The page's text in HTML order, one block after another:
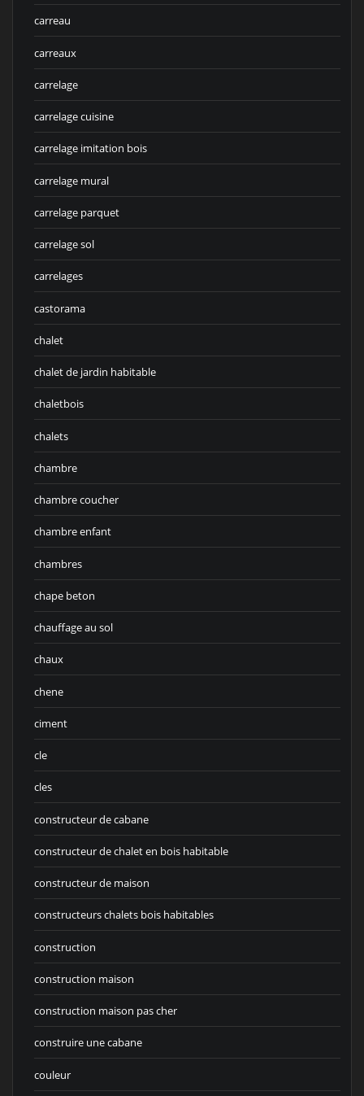
carreau
carreaux
carrelage
carrelage cuisine
carrelage imitation bois
carrelage mural
carrelage parquet
carrelage sol
carrelages
castorama
chalet
chalet de jardin habitable
chaletbois
chalets
chambre
chambre coucher
chambre enfant
chambres
chape beton
chauffage au sol
chaux
chene
ciment
cle
cles
constructeur de cabane
constructeur de chalet en bois habitable
constructeur de maison
constructeurs chalets bois habitables
construction
construction maison
construction maison pas cher
construire une cabane
couleur